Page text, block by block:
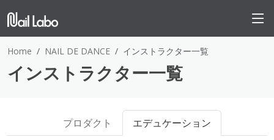
Home NAIL DE DANCE インストラクター一覧
インストラクター一覧
プロダクト エデュケーション